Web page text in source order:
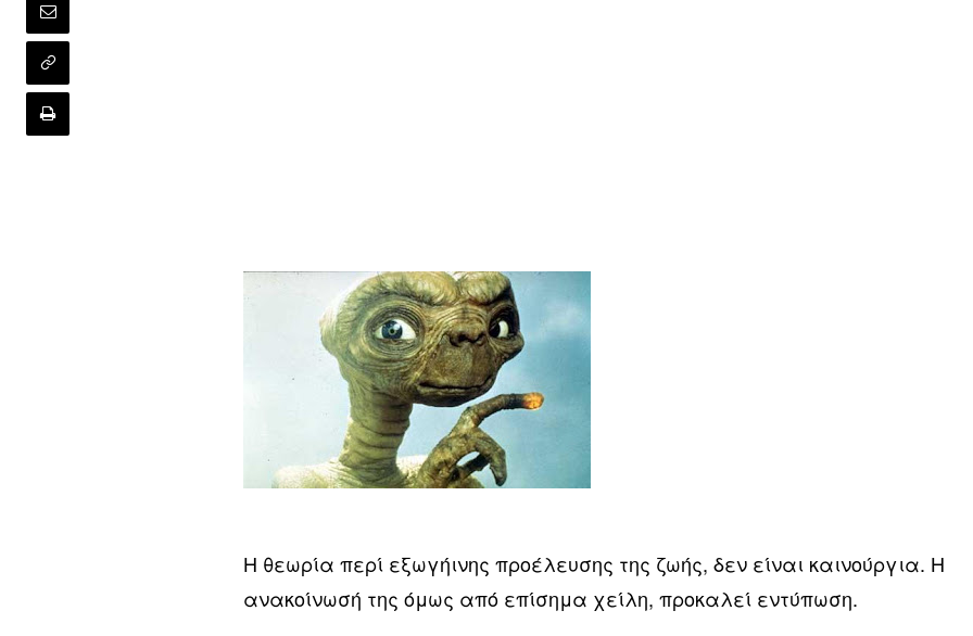
Η θεωρία περί εξωγήινης προέλευσης της ζωής, δεν είναι καινούργια. Η
ανακοίνωσή της όμως από επίσημα χείλη, προκαλεί εντύπωση.